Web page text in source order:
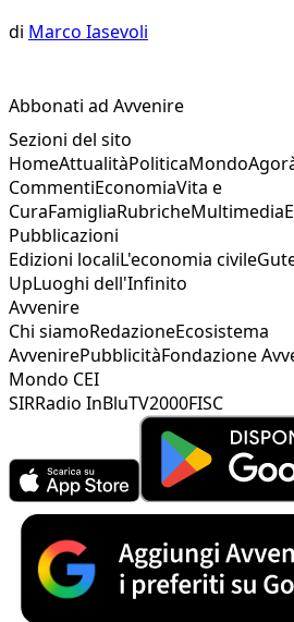
di Marco Iasevoli
Abbonati ad Avvenire
Sezioni del sito
HomeAttualitàPoliticaMondo
CommentiEconomiaVita e
CuraFamigliaRubricheMultimedia
Pubblicazioni
Edizioni localiL'economia civile
UpLuoghi dell'Infinito
Avvenire
Chi siamoRedazioneEcosistema
AvvenirePubblicitàFondazione
Mondo CEI
SIRRadio InBluTV2000FISC